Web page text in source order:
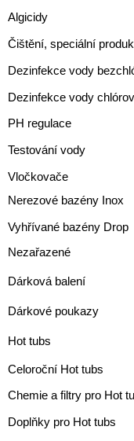
Algicidy
Čištění, speciální
Dezinfekce vody
Dezinfekce vody
PH regulace
Testování vody
Vločkovače
Nerezové bazény Inox
Vyhřívané bazény Drop
Nezařazené
Dárková balení
Dárkové poukazy
Hot tubs
Celoroční Hot tubs
Chemie a filtry pro Hot
Doplňky pro Hot tubs